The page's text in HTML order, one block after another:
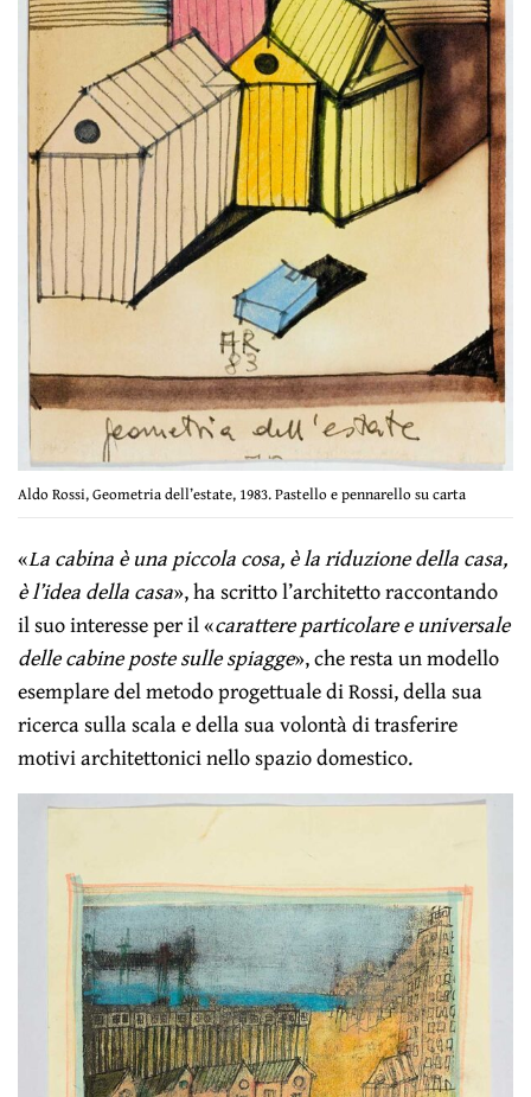
Aldo Rossi, Geometria dell’estate, 1983. Pastello e pennarello su carta
«La cabina è una piccola cosa, è la riduzione della casa,
è l’idea della casa», ha scritto l’architetto raccontando
il suo interesse per il «carattere particolare e universale
delle cabine poste sulle spiagge», che resta un modello
esemplare del metodo progettuale di Rossi, della sua
ricerca sulla scala e della sua volontà di trasferire
motivi architettonici nello spazio domestico.